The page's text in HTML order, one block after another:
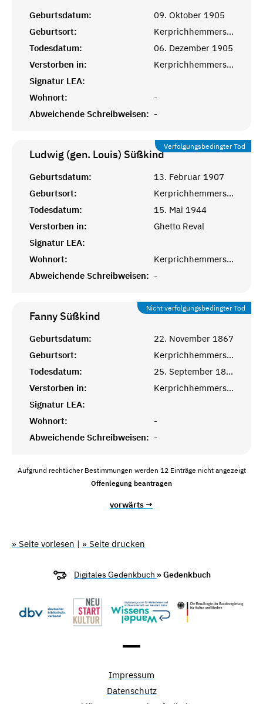
Geburtsdatum:
09. Oktober 1905
Geburtsort:
Kerprichhemmersdorf, Saarlouis
Todesdatum:
06. Dezember 1905
Verstorben in:
Kerprichhemmersdorf, Saarlouis
Signatur LEA:
Wohnort:
-
Abweichende Schreibweisen: -
Verfolgungsbedingter Tod
Ludwig (gen. Louis) Süßkind
Geburtsdatum:
13. Februar 1907
Geburtsort:
Kerprichhemmersdorf, Saarlouis
Todesdatum:
15. Mai 1944
Verstorben in:
Ghetto Reval
Signatur LEA:
Wohnort:
Kerprichhemmersdorf
Abweichende Schreibweisen: -
Nicht verfolgungsbedingter Tod
Fanny Süßkind
Geburtsdatum:
22. November 1867
Geburtsort:
Kerprichhemmersdorf, Saarlouis
Todesdatum:
25. September 1868
Verstorben in:
Kerprichhemmersdorf, Saarlouis
Signatur LEA:
Wohnort:
-
Abweichende Schreibweisen: -
Aufgrund rechtlicher Bestimmungen werden 12 Einträge nicht angezeigt
Offenlegung beantragen
vorwärts →
» Seite vorlesen | » Seite drucken
Digitales Gedenkbuch » Gedenkbuch
Impressum
Datenschutz